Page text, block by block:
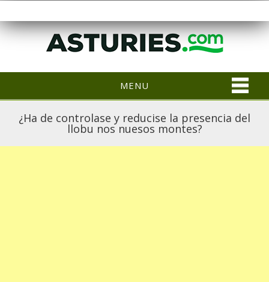
MENU
¿Ha de controlase y reducise la presencia del
llobu nos nuesos montes?